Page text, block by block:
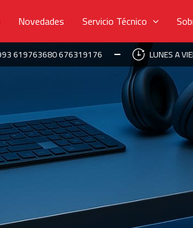
Novedades Servicio Técnico
619763680 676319176 LUNES A